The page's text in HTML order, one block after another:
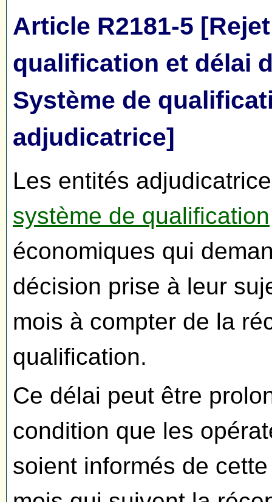
Article R2181-5
qualification et délai
Système de
adjudicatrice]
Les entités
système de qualification
économiques qui
décision prise à leur
mois à compter de la
qualification.
Ce délai peut être
condition que les
soient informés de